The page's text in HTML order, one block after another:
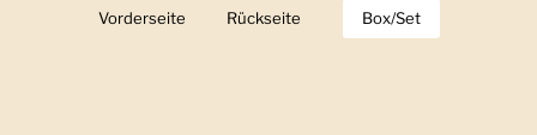
Zeige Folie 1
Vorderseite Zeige Folie 2
Rückseite Zeige Folie 3
Box/Set